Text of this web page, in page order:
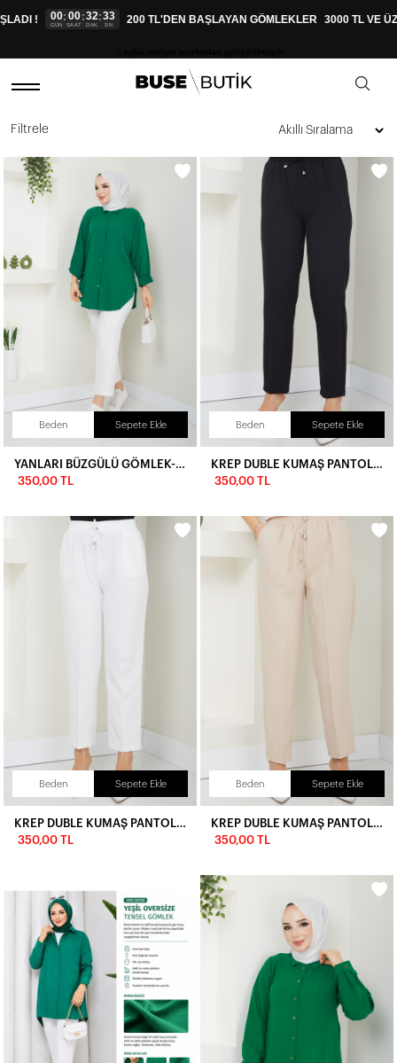
! 00
GÜN
: 00
SAAT
:32
DAK
:32
SN 200 TL'DEN BAŞLAYAN GÖMLEKLER 3000 TL VE ÜZERİ
Filtrele
Beden Sepete Ekle
350,00 TL
Beden Sepete Ekle
350,00 TL
Beden Sepete Ekle
350,00 TL
Beden Sepete Ekle
350,00 TL